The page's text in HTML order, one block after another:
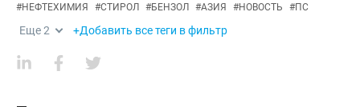
#НЕФТЕХИМИЯ #СТИРОЛ #БЕНЗОЛ #АЗИЯ #НОВОСТЬ #ПС
Еще2 +Добавить все теги в фильтр